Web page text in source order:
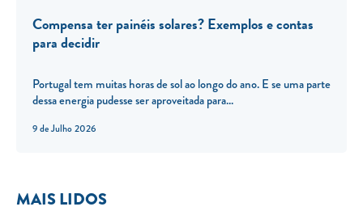
9 de Julho 2026
Compensa ter painéis solares? Exemplos e contas
para decidir
Portugal tem muitas horas de sol ao longo do ano. E se uma parte
dessa energia pudesse ser aproveitada para...
MAIS LIDOS